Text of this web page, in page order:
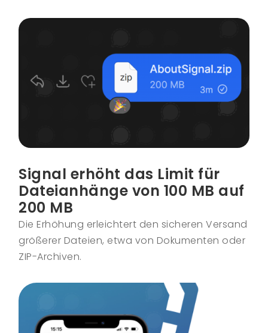
Signal erhöht das Limit für
Dateianhänge von 100 MB auf
200 MB
Die Erhöhung erleichtert den sicheren Versand
größerer Dateien, etwa von Dokumenten oder
ZIP-Archiven.